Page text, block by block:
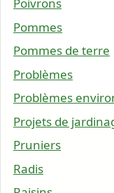
Poivrons
Pommes
Pommes de terre
Problèmes
Problèmes
Projets de
Pruniers
Radis